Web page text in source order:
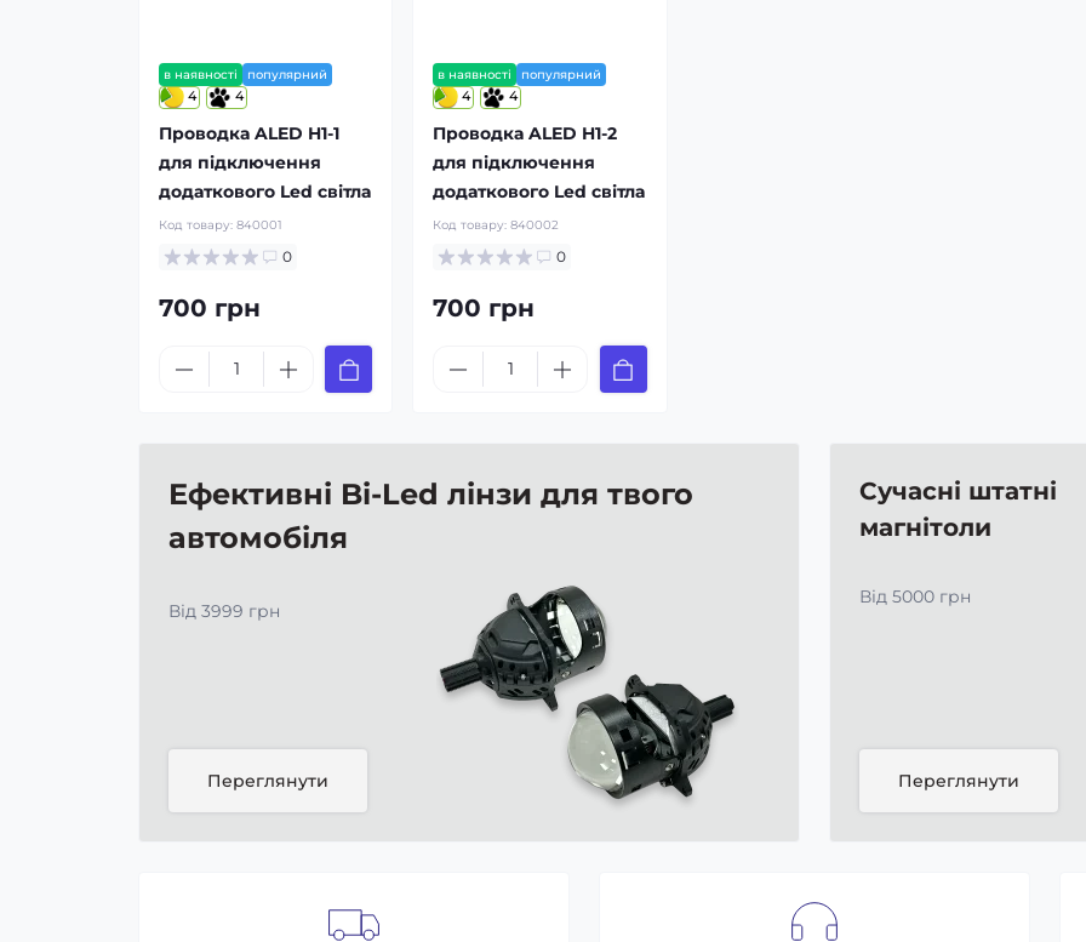
в наявності популярний
4 4
Проводка ALED H1-1
для підключення
додаткового Led світла
Код товару: 840001
0
700 грн
в наявності популярний
4 4
Проводка ALED H1-2
для підключення
додаткового Led світла
Код товару:840002
0
700 грн
Ефективні Bi-Led лінзи для твого
автомобіля
Від 3999 грн
Переглянути
Сучасні штатні
магнітоли
Від 5000 грн
Переглянути